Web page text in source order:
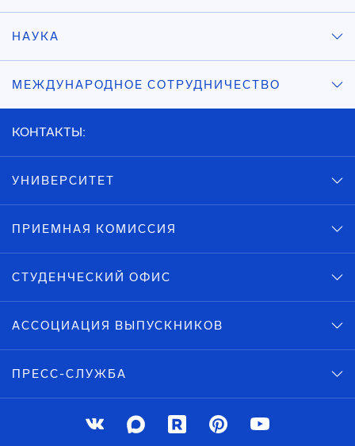
НАУКА
МЕЖДУНАРОДНОЕ СОТРУДНИЧЕСТВО
КОНТАКТЫ:
УНИВЕРСИТЕТ
ПРИЕМНАЯ КОМИССИЯ
СТУДЕНЧЕСКИЙ ОФИС
АССОЦИАЦИЯ ВЫПУСКНИКОВ
ПРЕСС-СЛУЖБА